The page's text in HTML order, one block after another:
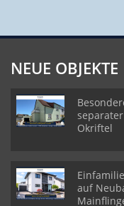
NEUE OBJEKTE
Okriftel
auf